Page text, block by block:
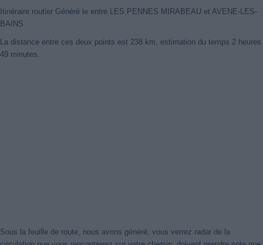
Itinéraire routier Généré le entre LES PENNES MIRABEAU et AVENE-LES-
BAINS .
La distance entre ces deux points est 238 km, estimation du temps 2 heures
49 minutes.
Sous la feuille de route, nous avons généré, vous verrez radar de la